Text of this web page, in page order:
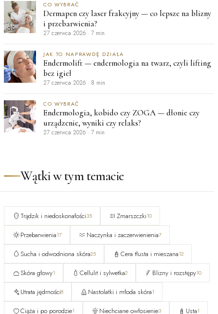
CO WYBRAĆ
Dermapen czy laser frakcyjny — co lepsze na blizny
i przebarwienia?
27 czerwca 2026 · 7 min
JAK TO NAPRAWDĘ DZIAŁA
Endermolift — endermologia na twarz, czyli lifting
bez igieł
27 czerwca 2026 · 8 min
CO WYBRAĆ
Endermologia, kobido czy ZOGA — dłonie czy
urządzenie, wyniki czy relaks?
27 czerwca 2026 · 7 min
Wątki w tym temacie
Trądzik i niedoskonałości35 Zmarszczki10
Przebarwienia17 Naczynka i zaczerwienienia7
Sucha i odwodniona skóra25 Cera tłusta i mieszana12
Skóra głowy1 Cellulit i sylwetka2 Blizny i rozstępy10
Utrata jędrności8 Nastolatki i młoda skóra1
Ciąża i po porodzie1 Niechciane owłosienie3 Usta1